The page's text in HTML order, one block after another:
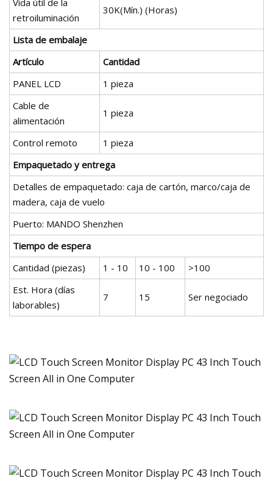
retroiluminación
30K(Mín.) (Horas)
Lista de embalaje
Artículo
Cantidad
PANEL LCD
1 pieza
Cable de
alimentación
1 pieza
Control remoto
1 pieza
Empaquetado y entrega
Detalles de empaquetado: caja de cartón, marco/caja de
madera, caja de vuelo
Puerto: MANDO Shenzhen
Tiempo de espera
Cantidad (piezas)
1 - 10 10 - 100
>100
Est. Hora (días
laborables)
7 15 Ser negociado